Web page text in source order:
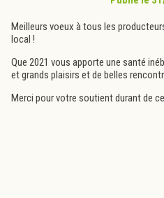
Meilleurs voeux à tous les
local !
Que 2021 vous apporte une santé
et grands plaisirs et de belles
Merci pour votre soutient durant de